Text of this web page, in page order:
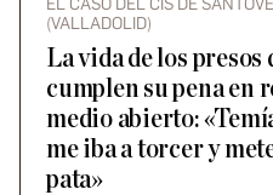
EL CASO DEL CIS DE
(VALLADOLID)
La vida de los presos
cumplen su pena en
medio abierto:
me iba a torcer y
pata»